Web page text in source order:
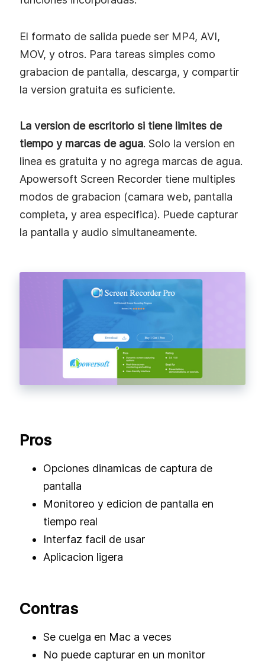
El formato de salida puede ser MP4, AVI,
MOV, y otros. Para tareas simples como
grabacion de pantalla, descarga, y compartir
la version gratuita es suficiente.
La version de escritorio si tiene limites de
tiempo y marcas de agua. Solo la version en
linea es gratuita y no agrega marcas de agua.
Apowersoft Screen Recorder tiene multiples
modos de grabacion (camara web, pantalla
completa, y area especifica). Puede capturar
la pantalla y audio simultaneamente.
Pros
Opciones dinamicas de captura de
pantalla
Monitoreo y edicion de pantalla en
tiempo real
Interfaz facil de usar
Aplicacion ligera
Contras
Se cuelga en Mac a veces
No puede capturar en un monitor